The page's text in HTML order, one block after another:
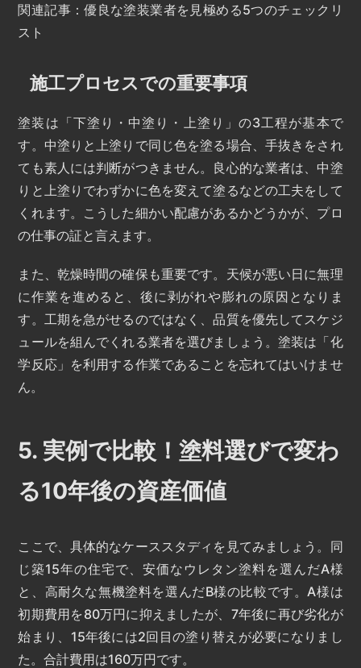
関連記事：優良な塗装業者を見極める5つのチェックリ
スト
施工プロセスでの重要事項
塗装は「下塗り・中塗り・上塗り」の3工程が基本で
す。中塗りと上塗りで同じ色を塗る場合、手抜きをされ
ても素人には判断がつきません。良心的な業者は、中塗
りと上塗りでわずかに色を変えて塗るなどの工夫をして
くれます。こうした細かい配慮があるかどうかが、プロ
の仕事の証と言えます。
また、乾燥時間の確保も重要です。天候が悪い日に無理
に作業を進めると、後に剥がれや膨れの原因となりま
す。工期を急がせるのではなく、品質を優先してスケジ
ュールを組んでくれる業者を選びましょう。塗装は「化
学反応」を利用する作業であることを忘れてはいけませ
ん。
5. 実例で比較！塗料選びで変わ
る10年後の資産価値
ここで、具体的なケーススタディを見てみましょう。同
じ築15年の住宅で、安価なウレタン塗料を選んだA様
と、高耐久な無機塗料を選んだB様の比較です。A様は
初期費用を80万円に抑えましたが、7年後に再び劣化が
始まり、15年後には2回目の塗り替えが必要になりまし
た。合計費用は160万円です。